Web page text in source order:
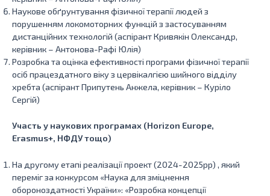
Наукове обґрунтування фізичної терапії людей з
порушенням локомоторних функцій з застосуванням
дистанційних технологій (аспірант Кривякін Олександр,
керівник – Антонова-Рафі Юлія)
Розробка та оцінка ефективності програми фізичної терапії
осіб працездатного віку з цервікалгією шийного відділу
хребта (аспірант Припутень Анжела, керівник – Куріло
Сергій)
Участь у наукових програмах (Horizon Europe,
Erasmus+, НФДУ тощо)
На другому етапі реалізації проект (2024-2025рр) , який
переміг за конкурсом «Наука для зміцнення
обороноздатності України»: «Розробка концепції